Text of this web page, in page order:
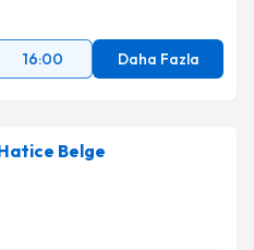
16:00 Daha Fazla
Belge